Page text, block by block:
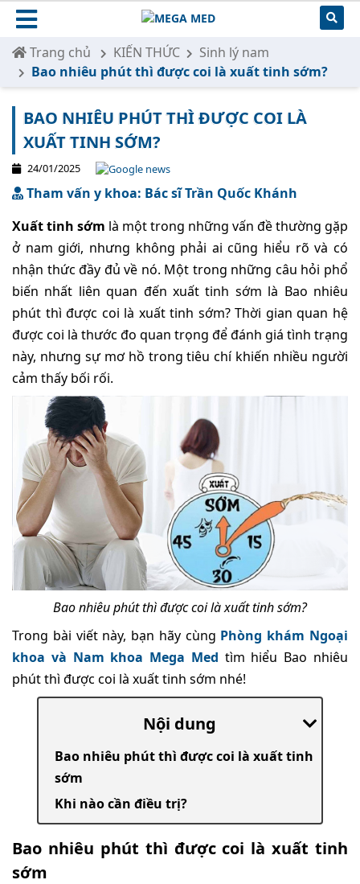
Trang chủ KIẾN THỨC
Sinh lý nam
Bao nhiêu phút thì được coi là xuất tinh sớm?
BAO NHIÊU PHÚT THÌ ĐƯỢC COI LÀ
XUẤT TINH SỚM?
24/01/2025
Tham vấn y khoa: Bác sĩ Trần Quốc Khánh
Xuất tinh sớm là một trong những vấn đề thường gặp
ở nam giới, nhưng không phải ai cũng hiểu rõ và có
nhận thức đầy đủ về nó. Một trong những câu hỏi phổ
biến nhất liên quan đến xuất tinh sớm là Bao nhiêu
phút thì được coi là xuất tinh sớm? Thời gian quan hệ
được coi là thước đo quan trọng để đánh giá tình trạng
này, nhưng sự mơ hồ trong tiêu chí khiến nhiều người
cảm thấy bối rối.
Bao nhiêu phút thì được coi là xuất tinh sớm?
Trong bài viết này, bạn hãy cùng Phòng khám Ngoại
khoa và Nam khoa Mega Med tìm hiểu Bao nhiêu
phút thì được coi là xuất tinh sớm nhé!
Nội dung
Bao nhiêu phút thì được coi là xuất tinh
sớm
Khi nào cần điều trị?
Bao nhiêu phút thì được coi là xuất tinh
sớm